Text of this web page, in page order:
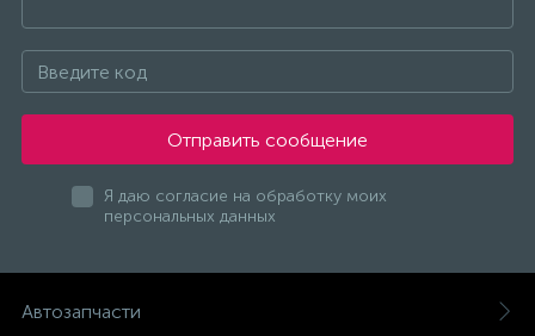
Отправить сообщение
Я даю согласие на обработку моих
персональных данных
Автозапчасти